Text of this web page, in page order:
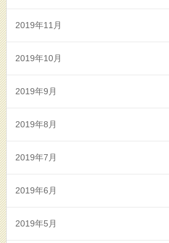
2019年11月
2019年10月
2019年9月
2019年8月
2019年7月
2019年6月
2019年5月